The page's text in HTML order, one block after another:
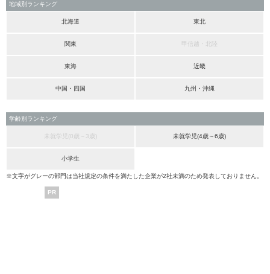
地域別ランキング
北海道 東北
関東 甲信越・北陸
東海 近畿
中国・四国 九州・沖縄
学齢別ランキング
未就学児(0歳～3歳) 未就学児(4歳～6歳)
小学生
※文字がグレーの部門は当社規定の条件を満たした企業が2社未満のため発表しておりません。
PR